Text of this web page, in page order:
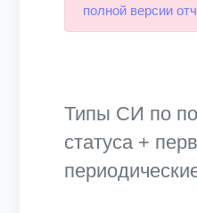
полной версии
Типы СИ по
статуса +